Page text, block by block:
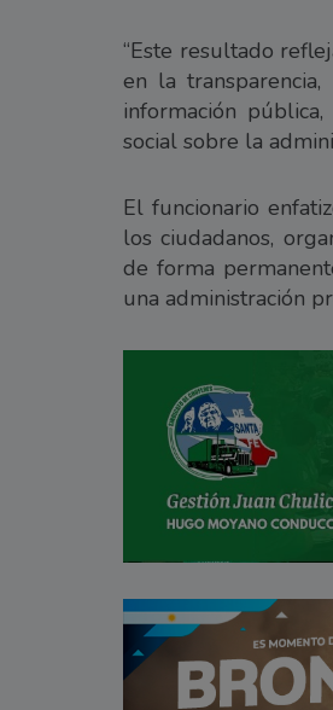
“Este resultado
en la
información
social sobre la
El funcionario
los ciudadanos,
de forma
una administración